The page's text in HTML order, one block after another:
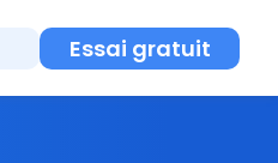
Essai gratuit